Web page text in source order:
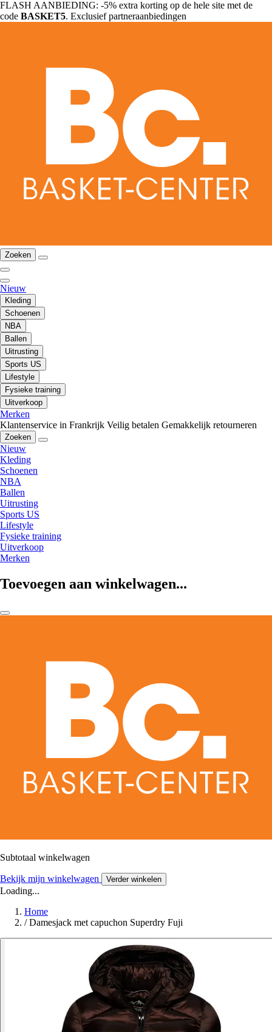
FLASH AANBIEDING: -5% extra korting op de hele site met de
code BASKET5. Exclusief partneraanbiedingen
Zoeken
Nieuw
Kleding
Schoenen
NBA
Ballen
Uitrusting
Sports US
Lifestyle
Fysieke training
Uitverkoop
Merken
Klantenservice in Frankrijk Veilig betalen Gemakkelijk retourneren
Zoeken
Nieuw
Kleding
Schoenen
NBA
Ballen
Uitrusting
Sports US
Lifestyle
Fysieke training
Uitverkoop
Merken
Toevoegen aan winkelwagen...
Subtotaal winkelwagen
Bekijk mijn winkelwagen Verder winkelen
Loading...
Home
/ Damesjack met capuchon Superdry Fuji